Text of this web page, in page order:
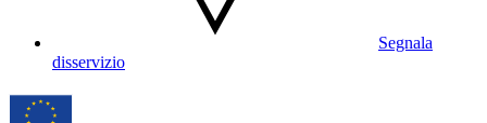
Segnala
disservizio